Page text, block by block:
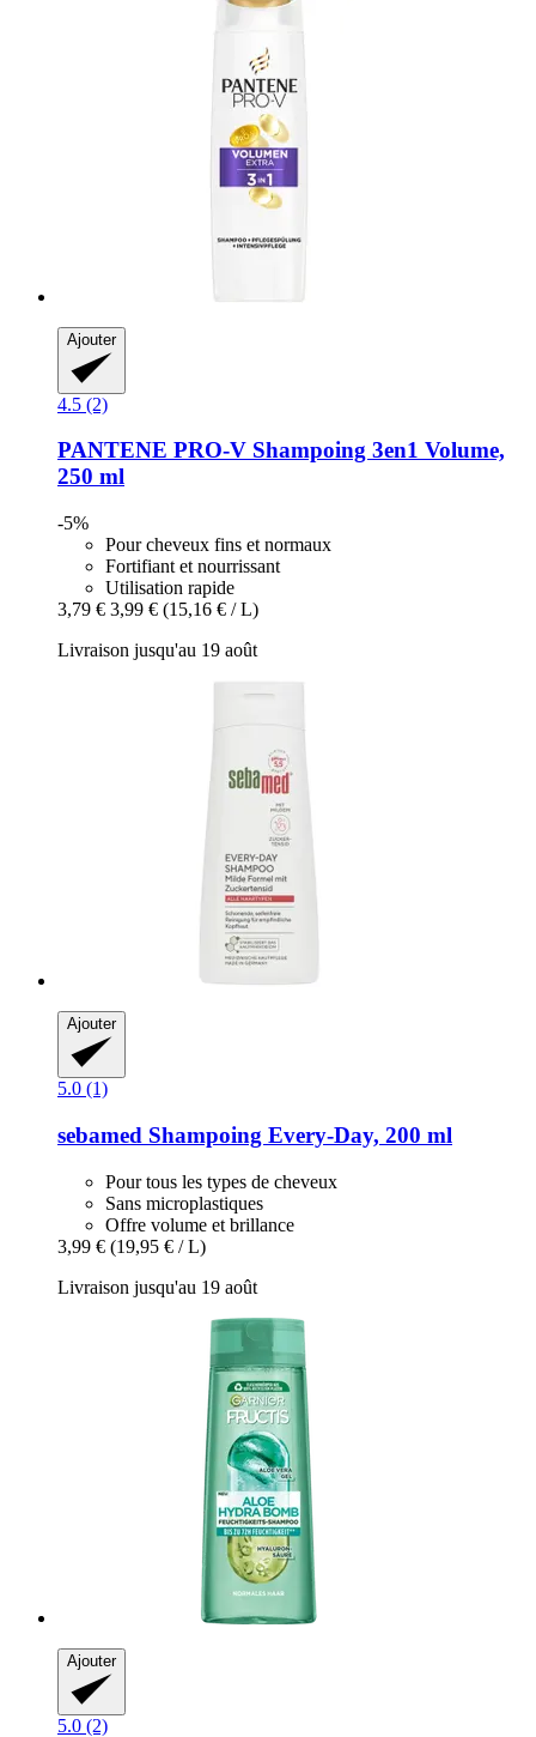
Ajouter
4.5 (2)
PANTENE PRO-V Shampoing 3en1 Volume,
250 ml
-5%
Pour cheveux fins et normaux
Fortifiant et nourrissant
Utilisation rapide
3,79 € 3,99 € (15,16 € / L)
Livraison jusqu'au 19 août
Ajouter
5.0 (1)
sebamed Shampoing Every-​Day, 200 ml
Pour tous les types de cheveux
Sans microplastiques
Offre volume et brillance
3,99 € (19,95 € / L)
Livraison jusqu'au 19 août
Ajouter
5.0 (2)